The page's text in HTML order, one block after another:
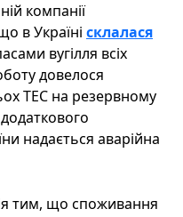
компанії
в Україні склалася
вугілля всіх
довелося
ТЕС на резервному
надається аварійна
тим, що споживання